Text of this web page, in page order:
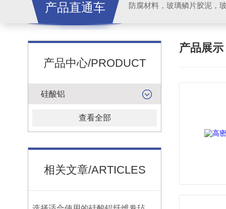
产品直通车
产品中心/PRODUCT
硅酸铝
查看全部
相关文章/ARTICLES
产品展示